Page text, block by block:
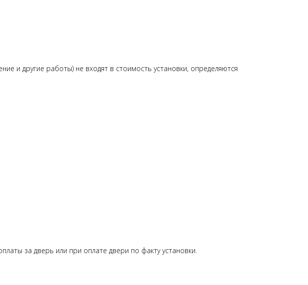
и другие работы) не входят в стоимость установки, определяются
за дверь или при оплате двери по факту установки.